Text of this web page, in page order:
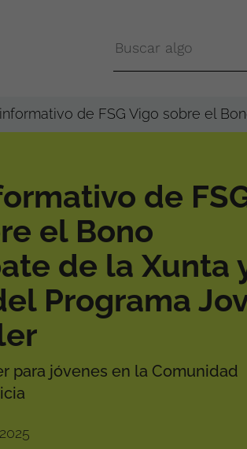
de FSG Vigo sobre el
de
el Bono
de la Xunta
Programa
para jóvenes en la Comunidad